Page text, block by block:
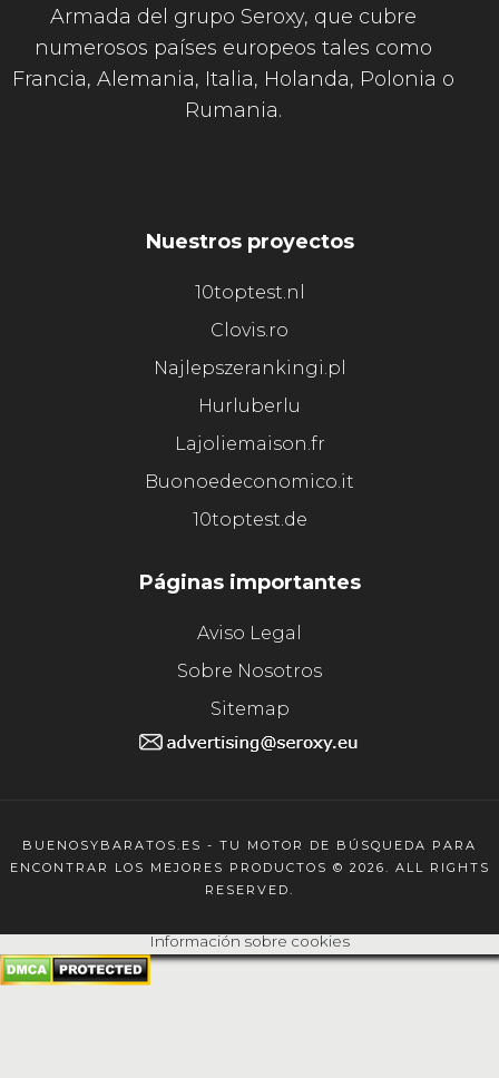
Armada del grupo Seroxy, que cubre
numerosos países europeos tales como
Francia, Alemania, Italia, Holanda, Polonia o
Rumania.
Nuestros proyectos
10toptest.nl
Clovis.ro
Najlepszerankingi.pl
Hurluberlu
Lajoliemaison.fr
Buonoedeconomico.it
10toptest.de
Páginas importantes
Aviso Legal
Sobre Nosotros
Sitemap
BUENOSYBARATOS.ES - TU MOTOR DE BÚSQUEDA PARA
ENCONTRAR LOS MEJORES PRODUCTOS © 2026. ALL RIGHTS
RESERVED.
Información sobre cookies